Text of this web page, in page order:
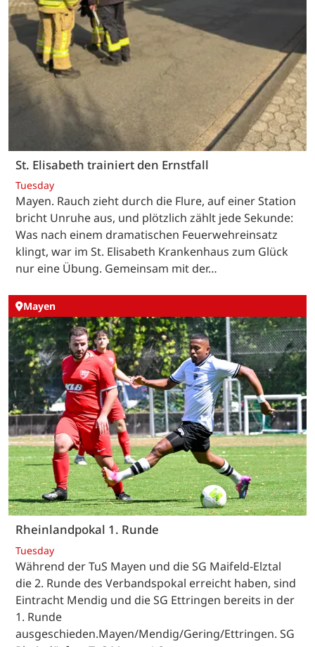
St. Elisabeth trainiert den Ernstfall
Tuesday
Mayen. Rauch zieht durch die Flure, auf einer Station
bricht Unruhe aus, und plötzlich zählt jede Sekunde:
Was nach einem dramatischen Feuerwehreinsatz
klingt, war im St. Elisabeth Krankenhaus zum Glück
nur eine Übung. Gemeinsam mit der…
Mayen
Rheinlandpokal 1. Runde
Tuesday
Während der TuS Mayen und die SG Maifeld-Elztal
die 2. Runde des Verbandspokal erreicht haben, sind
Eintracht Mendig und die SG Ettringen bereits in der
1. Runde
ausgeschieden.Mayen/Mendig/Gering/Ettringen. SG